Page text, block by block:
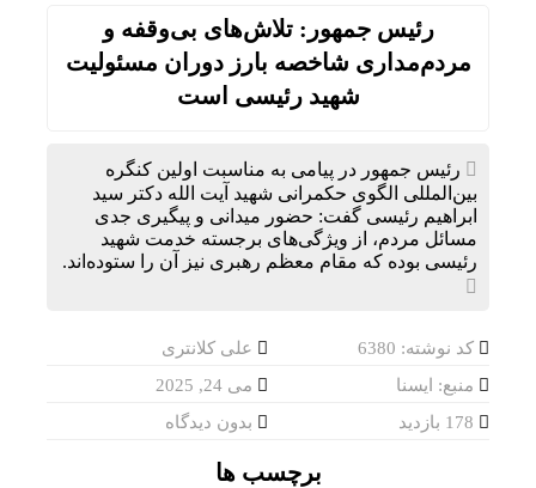
رئیس جمهور: تلاش‌های بی‌وقفه و
مردم‌مداری شاخصه بارز دوران مسئولیت
شهید رئیسی است
رئیس جمهور در پیامی به مناسبت اولین کنگره
بین‌المللی الگوی حکمرانی شهید آیت الله دکتر سید
ابراهیم رئیسی گفت: حضور میدانی و پیگیری جدی
مسائل مردم، از ویژگی‌های برجسته خدمت شهید
رئیسی بوده که مقام معظم رهبری نیز آن را ستوده‌اند.
کد نوشته: 6380
علی کلانتری
منبع: ایسنا
می 24, 2025
بدون دیدگاه
برچسب ها